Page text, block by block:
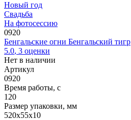
Новый год
Свадьба
На фотосессию
0920
Бенгальские огни Бенгальский тигр
5.0, 3 оценки
Нет в наличии
Артикул
0920
Время работы, с
120
Размер упаковки, мм
520х55х10